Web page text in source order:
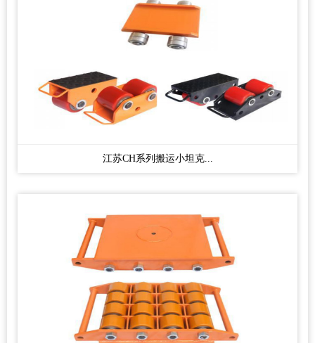
江苏CH系列搬运小坦克...